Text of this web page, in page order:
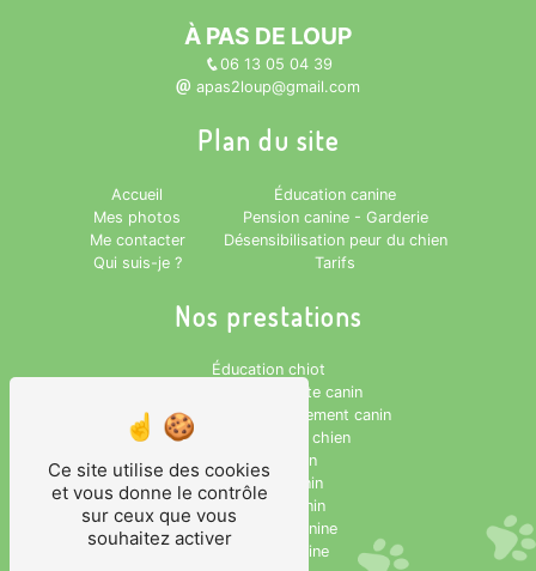
À PAS DE LOUP
06 13 05 04 39
apas2loup@gmail.com
Plan du site
Accueil
Mes photos
Me contacter
Qui suis-je ?
Éducation canine
Pension canine - Garderie
Désensibilisation peur du chien
Tarifs
Nos prestations
Éducation chiot
Comportementaliste canin
Conseiller en comportement canin
Désensibilisation chien
Peur du chien
Dressage canin
Éducateur canin
Rééducation canine
Éducation canine
Ce site utilise des cookies
et vous donne le contrôle
sur ceux que vous
souhaitez activer